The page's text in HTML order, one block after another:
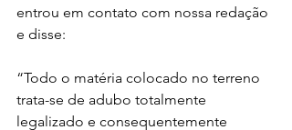
entrou em contato com nossa redação
e disse:
“Todo o matéria colocado no terreno
trata-se de adubo totalmente
legalizado e consequentemente